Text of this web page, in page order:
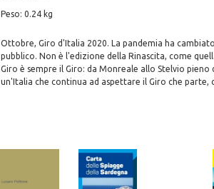
Peso: 0.24 kg
Ottobre, Giro d'Italia 2020. La pandemia ha
pubblico. Non è l'edizione della Rinascita, come
Giro è sempre il Giro: da Monreale allo Stelvio
un'Italia che continua ad aspettare il Giro che parte,